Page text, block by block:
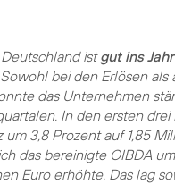
istgut ins
bei den Erlösen als
das Unternehmen
In den ersten
um 3,8 Prozent auf 1,85
das bereinigte OIBDA
Euro erhöhte. Das lag